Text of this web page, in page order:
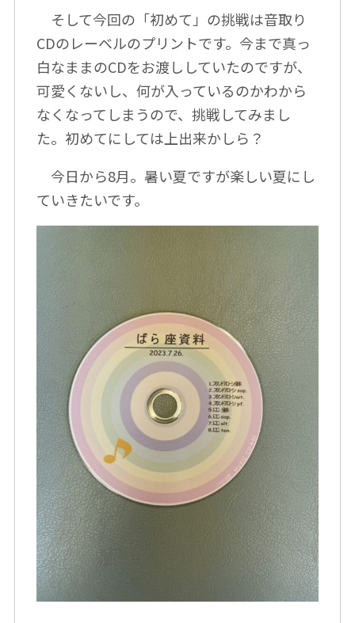
そして今回の「初めて」の挑戦は音取り
CDのレーベルのプリントです。今まで真っ
白なままのCDをお渡ししていたのですが、
可愛くないし、何が入っているのかわから
なくなってしまうので、挑戦してみまし
た。初めてにしては上出来かしら？
今日から8月。暑い夏ですが楽しい夏にし
ていきたいです。